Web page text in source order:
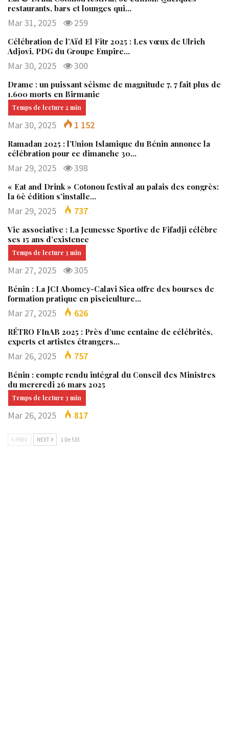
restaurants, bars et lounges qui…
Mar 31, 2025 259
Célébration de l’Aïd El Fitr 2025 : Les vœux de Ulrich
Adjovi, PDG du Groupe Empire…
Mar 30, 2025 300
Drame : un puissant séisme de magnitude 7, 7 fait plus de
1.600 morts en Birmanie
Mar 30, 2025 1 152
Ramadan 2025 : l’Union Islamique du Bénin annonce la
célébration pour ce dimanche 30…
Mar 29, 2025 398
« Eat and Drink » Cotonou festival au palais des congrès:
la 6è édition s’installe…
Mar 29, 2025 737
Vie associative : La Jeunesse Sportive de Fifadji célèbre
ses 15 ans d’existence
Mar 27, 2025 305
Bénin : La JCI Abomey-Calavi Sica offre des bourses de
formation pratique en pisciculture…
Mar 27, 2025 626
RÉTRO FInAB 2025 : Près d’une centaine de célébrités,
experts et artistes étrangers…
Mar 26, 2025 757
Bénin : compte rendu intégral du Conseil des Ministres
du mercredi 26 mars 2025
Mar 26, 2025 817
PREV NEXT 1 De 533